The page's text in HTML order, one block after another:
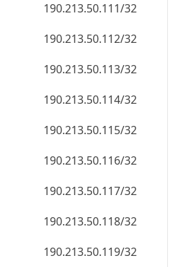
190.213.50.111/32
190.213.50.112/32
190.213.50.113/32
190.213.50.114/32
190.213.50.115/32
190.213.50.116/32
190.213.50.117/32
190.213.50.118/32
190.213.50.119/32